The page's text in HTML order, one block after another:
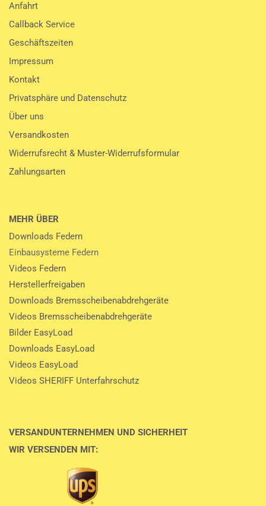
Anfahrt
Callback Service
Geschäftszeiten
Impressum
Kontakt
Privatsphäre und Datenschutz
Über uns
Versandkosten
Widerrufsrecht & Muster-Widerrufsformular
Zahlungsarten
MEHR ÜBER
Downloads Federn
Einbausysteme Federn
Videos Federn
Herstellerfreigaben
Downloads Bremsscheibenabdrehgeräte
Videos Bremsscheibenabdrehgeräte
Bilder EasyLoad
Downloads EasyLoad
Videos EasyLoad
Videos SHERIFF Unterfahrschutz
VERSANDUNTERNEHMEN UND SICHERHEIT
WIR VERSENDEN MIT: